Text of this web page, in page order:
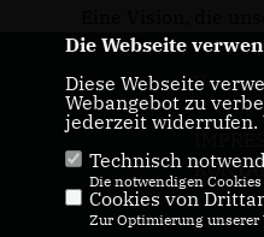
Die Webseite
Diese Webseite
Webangebot zu
jederzeit widerrufen.
Technisch
Die notwendigen
Cookies von
Zur Optimierung unserer